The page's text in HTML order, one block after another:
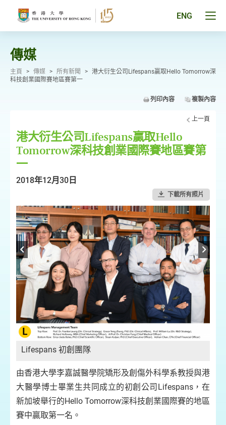
ENG
傳媒
主頁 > 傳媒 > 所有新聞 > 港大衍生公司Lifespans贏取Hello Tomorrow深
科技創業國際賽地區賽第一
列印內容 複製內容
上一頁
港大衍生公司Lifespans贏取Hello
Tomorrow深科技創業國際賽地區賽第
一
2018年12月30日
下載所有照片
Lifespans 初創團隊
由香港大學李嘉誠醫學院矯形及創傷外科學系教授與港
大醫學博士畢業生共同成立的初創公司Lifespans，在
新加坡舉行的Hello Tomorrow深科技創業國際賽的地區
賽中贏取第一名。